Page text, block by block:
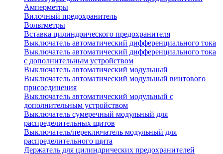
Амперметры
Вилочный предохранитель
Вольтметры
Вставка цилиндрического предохранителя
Выключатель автоматический дифференциального тока
Выключатель автоматический дифференциального тока
с дополнительным устройством
Выключатель автоматический модульный
Выключатель автоматический модульный винтового
присоединения
Выключатель автоматический модульный с
дополнительным устройством
Выключатель сумеречный модульный для
распределительных щитов
Выключатель/переключатель модульный для
распределительного щита
Держатель для цилиндрических предохранителей